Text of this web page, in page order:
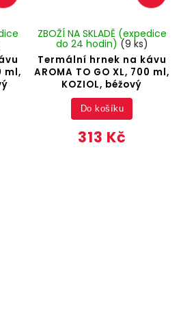
ml,
Termální hrnek na kávu
AROMA TO GO XL, 700 ml,
KOZIOL, béžový
ZBOŽÍ NA SKLADĚ (expedice
do 24 hodin) (9 ks)
313 Kč
Do košíku